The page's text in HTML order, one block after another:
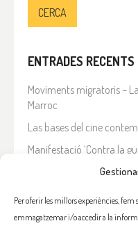
Per oferir les millors experiències, fem
emmagatzemar i/o accedir a la
ENTRADES RECENTS
Moviments migratoris –
Marroc
Las bases del cine
Manifestació ‘Contra la
En solidaritat amb el
Què està passant a l’Iran?